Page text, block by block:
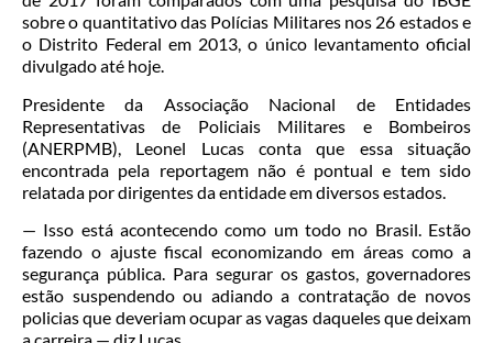
sobre o quantitativo das Polícias Militares nos 26 estados e
o Distrito Federal em 2013, o único levantamento oficial
divulgado até hoje.
Presidente da Associação Nacional de Entidades
Representativas de Policiais Militares e Bombeiros
(ANERPMB), Leonel Lucas conta que essa situação
encontrada pela reportagem não é pontual e tem sido
relatada por dirigentes da entidade em diversos estados.
— Isso está acontecendo como um todo no Brasil. Estão
fazendo o ajuste fiscal economizando em áreas como a
segurança pública. Para segurar os gastos, governadores
estão suspendendo ou adiando a contratação de novos
policias que deveriam ocupar as vagas daqueles que deixam